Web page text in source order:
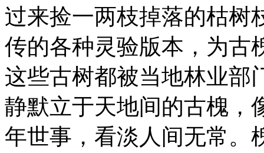
过来捡一两枝掉落的枯树
传的各种灵验版本，为古
这些古树都被当地林业部
静默立于天地间的古槐，
年世事，看淡人间无常。